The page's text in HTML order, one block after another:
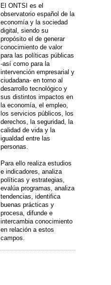
El ONTSI es el
observatorio español de la
economía y la sociedad
digital, siendo su
propósito el de generar
conocimiento de valor
para las políticas públicas
-así como para la
intervención empresarial y
ciudadana- en torno al
desarrollo tecnológico y
sus distintos impactos en
la economía, el empleo,
los servicios públicos, los
derechos, la seguridad, la
calidad de vida y la
igualdad entre las
personas.
Para ello realiza estudios
e indicadores, analiza
políticas y estrategias,
evalúa programas, analiza
tendencias, identifica
buenas prácticas y
procesa, difunde e
intercambia conocimiento
en relación a estos
campos.